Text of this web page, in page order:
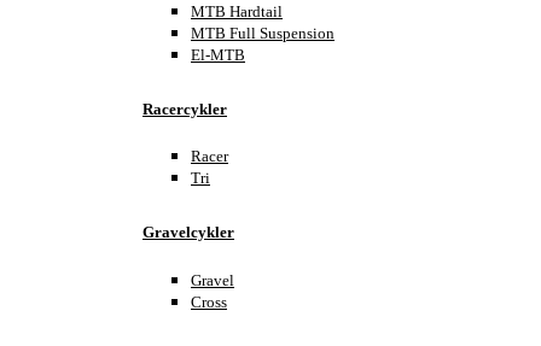
MTB Hardtail
MTB Full Suspension
El-MTB
Racercykler
Racer
Tri
Gravelcykler
Gravel
Cross